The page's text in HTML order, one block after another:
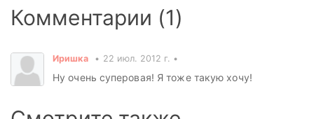
Комментарии (1)
Иришка 22 июл. 2012 г.
Ну очень суперовая! Я тоже такую хочу!